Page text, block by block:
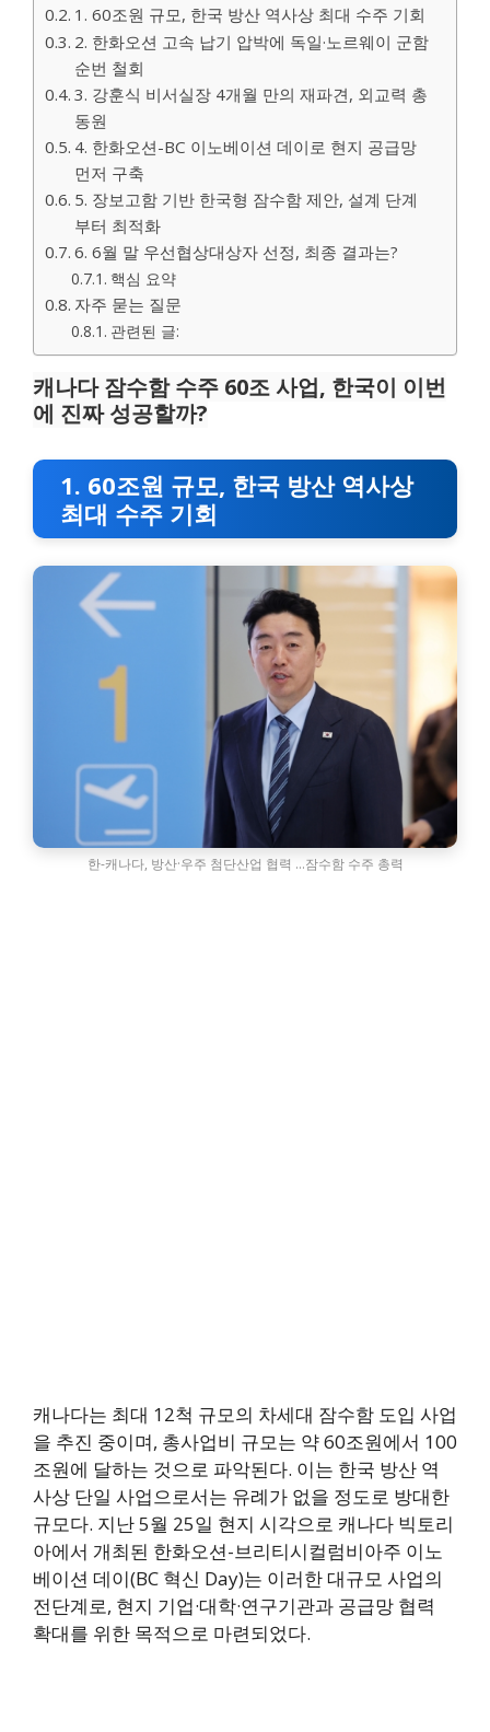
1. 60조원 규모, 한국 방산 역사상 최대 수주 기회
2. 한화오션 고속 납기 압박에 독일·노르웨이 군함
순번 철회
3. 강훈식 비서실장 4개월 만의 재파견, 외교력 총
동원
4. 한화오션-BC 이노베이션 데이로 현지 공급망
먼저 구축
5. 장보고함 기반 한국형 잠수함 제안, 설계 단계
부터 최적화
6. 6월 말 우선협상대상자 선정, 최종 결과는?
핵심 요약
자주 묻는 질문
관련된 글:
캐나다 잠수함 수주 60조 사업, 한국이 이번
에 진짜 성공할까?
1. 60조원 규모, 한국 방산 역사상
최대 수주 기회
한-캐나다, 방산·우주 첨단산업 협력 …잠수함 수주 총력
캐나다는 최대 12척 규모의 차세대 잠수함 도입 사업
을 추진 중이며, 총사업비 규모는 약 60조원에서 100
조원에 달하는 것으로 파악된다. 이는 한국 방산 역
사상 단일 사업으로서는 유례가 없을 정도로 방대한
규모다. 지난 5월 25일 현지 시각으로 캐나다 빅토리
아에서 개최된 한화오션-브리티시컬럼비아주 이노
베이션 데이(BC 혁신 Day)는 이러한 대규모 사업의
전단계로, 현지 기업·대학·연구기관과 공급망 협력
확대를 위한 목적으로 마련되었다.